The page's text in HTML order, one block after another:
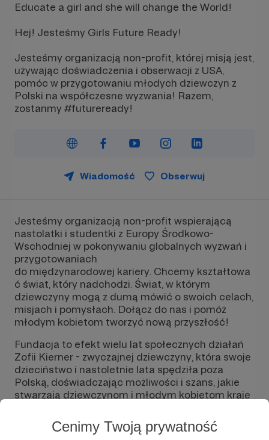
Cenimy Twoją prywatność
Educate a girl and she will change the World!
Hej! Jesteśmy Girls Future Ready!
Jesteśmy organizacją non-profit, której misją jest,
używając doświadczenia i obserwacji z USA,
pomóc w przygotowaniu młodych dziewczyn z
Polski na współczesne wyzwania! Razem,
zostanmy #futureready!
Wiadomość Obserwuj
Jesteśmy organizacją non-profit wspierającą
nastolatki i studentki z Europy Środkowo-
Wschodniej w pokonywaniu globalnych wyzwań i
przygotowaniach
do międzynarodowej kariery. Chcemy kształtowa
ć świat, który nadchodzi. Świat, w którym
dziewczyny mogą z dumą mówić o swoich celach,
misjach i pomysłach. Dołącz do nas i pomóż
młodym kobietom tworzyć nową przyszłość!
Fundacja to efekt wielu lat społecznych działań
Zofii Kierner - zwyczajnej dziewczyny, która swoje
dzieciństwo i nastoletnie lata spędziła poza
Polską, doświadczając możliwości i szans, jakie
stwarzają dziewczynom i młodym kobietom kraje
doświadczeniem dzieli się między innymi z
nastolatkami i studentkami z Polski, aby